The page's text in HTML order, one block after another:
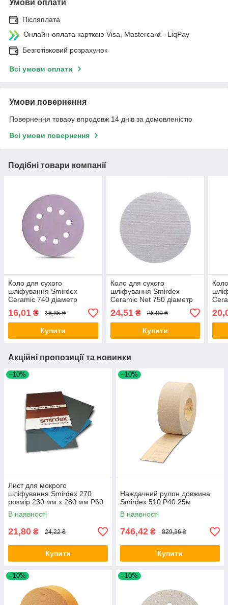
Умови оплати
Післяплата
Онлайн-оплата карткою Visa, Mastercard - LiqPay
Безготівковий розрахунок
Всі умови оплати
Умови повернення
Повернення товару впродовж 14 днів за домовленістю
Всі умови повернення
Подібні товари компанії
Коло для сухого
шліфування Smirdex
Ceramic 740 діаметр
125мм 8 отворів P40
16,01 ₴ 16,85 ₴
Купити
Коло для сухого
шліфування Smirdex
Ceramic Net 750 діаметр
150мм зерно P80
24,51₴ 25,80 ₴
Купити
Акційні пропозиції та новинки
–10%
Лист для мокрого
шліфування Smirdex 270
розмір 230 мм х 280 мм Р60
В наявності
21,80 ₴ 24,22 ₴
Купити
–10%
Наждачний рулон довжина
Smirdex 510 Р40 25м
В наявності
746,42 ₴ 829,36 ₴
Купити
–10% –10%